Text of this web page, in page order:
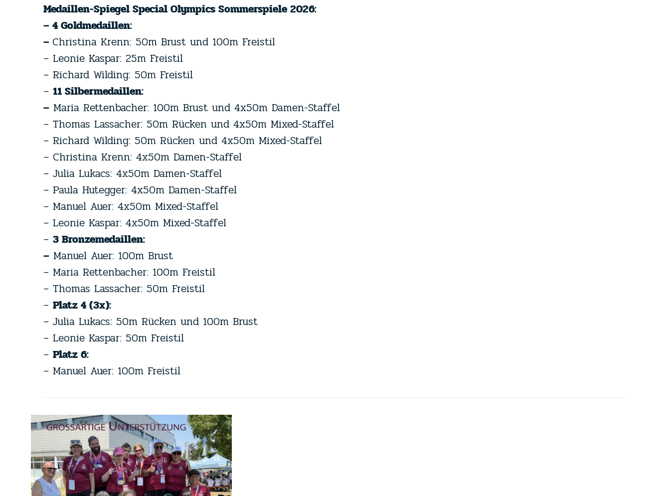
Medaillen-Spiegel Special Olympics Sommerspiele 2026:
–4 Goldmedaillen:
–Christina Krenn: 50m Brust und 100m Freistil
– Leonie Kaspar: 25m Freistil
– Richard Wilding: 50m Freistil
– 11 Silbermedaillen:
– Maria Rettenbacher: 100m Brust und 4x50m Damen-Staffel
– Thomas Lassacher: 50m Rücken und 4x50m Mixed-Staffel
– Richard Wilding: 50m Rücken und 4x50m Mixed-Staffel
– Christina Krenn: 4x50m Damen-Staffel
– Julia Lukacs: 4x50m Damen-Staffel
– Paula Hutegger: 4x50m Damen-Staffel
– Manuel Auer: 4x50m Mixed-Staffel
– Leonie Kaspar: 4x50m Mixed-Staffel
– 3 Bronzemedaillen:
– Manuel Auer: 100m Brust
– Maria Rettenbacher: 100m Freistil
– Thomas Lassacher: 50m Freistil
– Platz 4 (3x):
– Julia Lukacs: 50m Rücken und 100m Brust
– Leonie Kaspar: 50m Freistil
– Platz 6:
– Manuel Auer: 100m Freistil